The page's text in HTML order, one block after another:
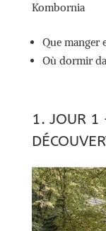
Kombornia
Que manger
Où dormir
1. JOUR 1